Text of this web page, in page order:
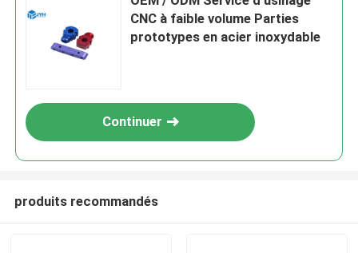
CNC à faible volume Parties
prototypes en acier inoxydable
Continuer
produits recommandés